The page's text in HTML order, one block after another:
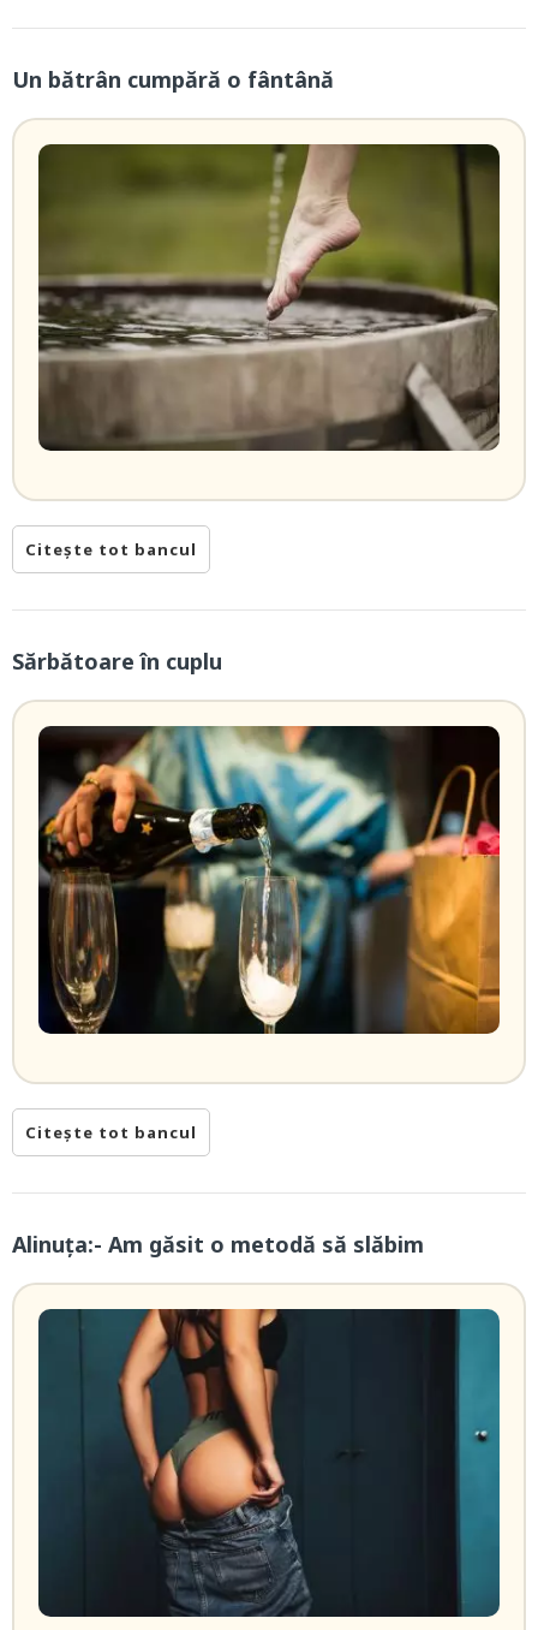
Un bătrân cumpără o fântână
Citește tot bancul
Sărbătoare în cuplu
Citește tot bancul
Alinuța:- Am găsit o metodă să slăbim